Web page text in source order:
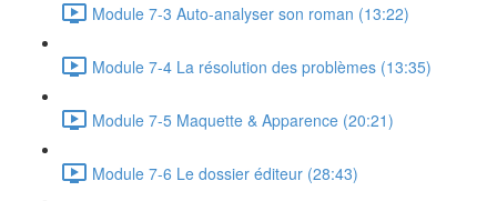
Module 7-3 Auto-analyser son roman (13:22)
Module 7-4 La résolution des problèmes (13:35)
Module 7-5 Maquette & Apparence (20:21)
Module 7-6 Le dossier éditeur (28:43)